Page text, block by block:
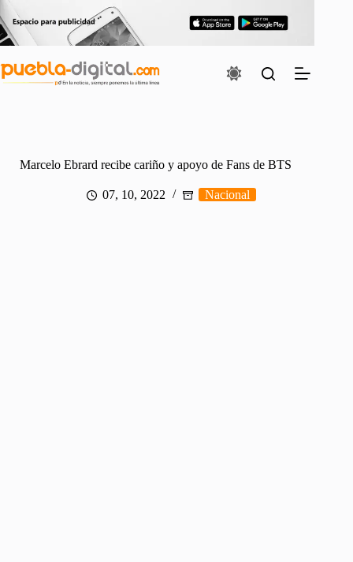
al
contenido
Marcelo Ebrard recibe cariño y apoyo de Fans de BTS
07, 10, 2022 Nacional